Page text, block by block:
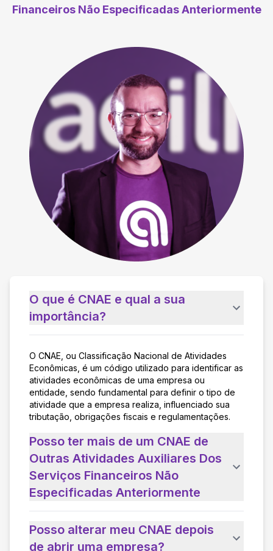
Financeiros Não Especificadas Anteriormente
O que é CNAE e qual a sua
importância?
O CNAE, ou Classificação Nacional de Atividades
Econômicas, é um código utilizado para identificar as
atividades econômicas de uma empresa ou
entidade, sendo fundamental para definir o tipo de
atividade que a empresa realiza, influenciado sua
tributação, obrigações fiscais e regulamentações.
Posso ter mais de um CNAE de
Outras Atividades Auxiliares Dos
Serviços Financeiros Não
Especificadas Anteriormente
Posso alterar meu CNAE depois
de abrir uma empresa?